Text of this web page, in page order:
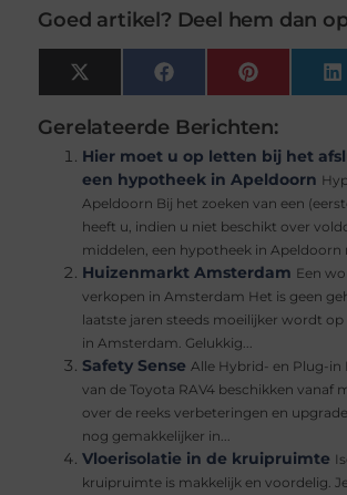
Goed artikel? Deel hem dan
X
(Twitter)
Facebook Pinterest
Gerelateerde Berichten:
Hier moet u op letten bij het
een hypotheek in Apeldoorn
Apeldoorn Bij het zoeken van een
heeft u, indien u niet beschikt over
middelen, een hypotheek in Apeldoorn
Huizenmarkt Amsterdam Een
verkopen in Amsterdam Het is geen
laatste jaren steeds moeilijker wordt
in Amsterdam. Gelukkig...
Safety Sense Alle Hybrid- en Plug-in
van de Toyota RAV4 beschikken vanaf
over de reeks verbeteringen en
nog gemakkelijker in...
Vloerisolatie in de kruipruimte
kruipruimte is makkelijk en voordelig.